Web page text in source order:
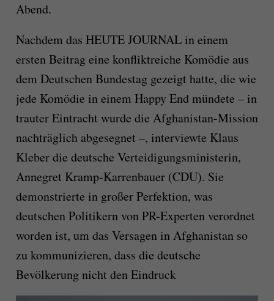
Abend.
Nachdem das HEUTE JOURNAL in einem
ersten Beitrag eine konfliktreiche Komödie aus
dem Deutschen Bundestag gezeigt hatte, die wie
jede Komödie in einem Happy End mündete – in
trauter Eintracht wurde die Afghanistan-Mission
nachträglich abgesegnet –, interviewte Klaus
Kleber die deutsche Verteidigungsministerin,
Annegret Kramp-Karrenbauer (CDU). Sie
demonstrierte in großer Perfektion, was
deutschen Politikern von PR-Experten verordnet
worden ist, um das Versagen in Afghanistan so
zu kommunizieren, dass die deutsche
Bevölkerung nicht den Eindruck